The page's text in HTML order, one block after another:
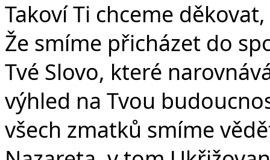
Takoví Ti chceme
Že smíme přicházet do
Tvé Slovo, které
výhled na Tvou
všech zmatků smíme